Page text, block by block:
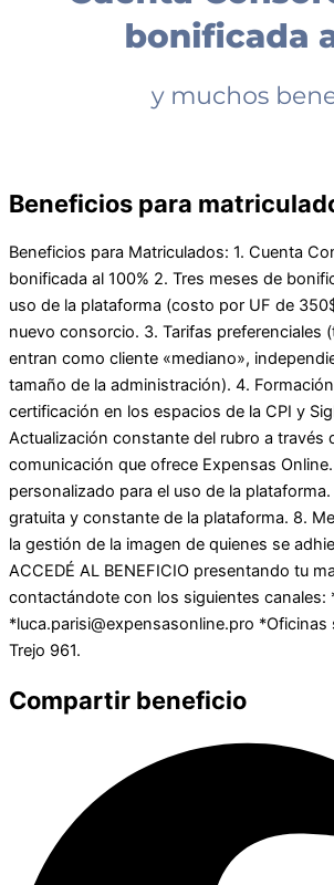
Beneficios para
Beneficios para Matriculados: 1. Cuenta
bonificada al 100% 2. Tres meses de
uso de la plataforma (costo por UF de
nuevo consorcio. 3. Tarifas preferenciales
entran como cliente «mediano»,
tamaño de la administración). 4.
certificación en los espacios de la CPI y
Actualización constante del rubro a través
comunicación que ofrece Expensas
personalizado para el uso de la
gratuita y constante de la plataforma. 8.
la gestión de la imagen de quienes se
ACCEDÉ AL BENEFICIO presentando tu
contactándote con los siguientes canales:
*luca.parisi@expensasonline.pro *Oficinas
Trejo 961.
Compartir beneficio